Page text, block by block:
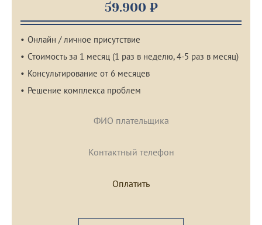
59.900 ₽
Онлайн / личное присутствие
Стоимость за 1 месяц (1 раз в неделю, 4-5 раз в месяц)
Консультирование от 6 месяцев
Решение комплекса проблем